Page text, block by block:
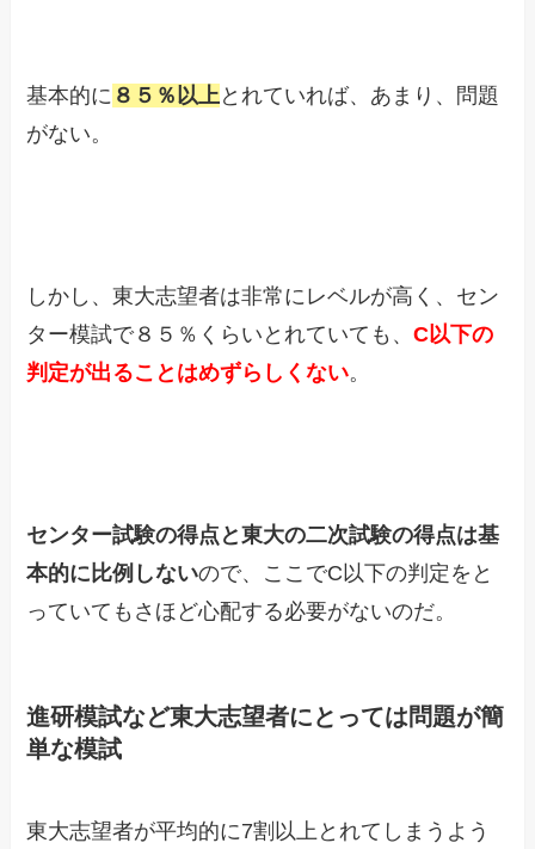
基本的に ８５％以上とれていれば、あまり、問題
がない。
しかし、東大志望者は非常にレベルが高く、セン
ター模試で８５％くらいとれていても、C以下の
判定が出ることはめずらしくない。
センター試験の得点と東大の二次試験の得点は基
本的に比例しないので、ここでC以下の判定をと
っていてもさほど心配する必要がないのだ。
進研模試など東大志望者にとっては問題が簡
単な模試
東大志望者が平均的に7割以上とれてしまうよう